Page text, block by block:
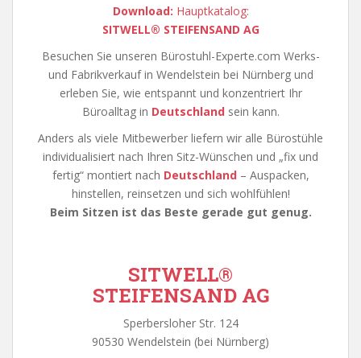
Download: Hauptkatalog:
SITWELL® STEIFENSAND AG
Besuchen Sie unseren Bürostuhl-Experte.com Werks-
und Fabrikverkauf in Wendelstein bei Nürnberg und
erleben Sie, wie entspannt und konzentriert Ihr
Büroalltag in Deutschlandsein kann.
Anders als viele Mitbewerber liefern wir alle Bürostühle
individualisiert nach Ihren Sitz-Wünschen und „fix und
fertig“ montiert nach Deutschland– Auspacken,
hinstellen, reinsetzen und sich wohlfühlen!
Beim Sitzen ist das Beste gerade gut genug.
SITWELL®
STEIFENSAND AG
Sperbersloher Str. 124
90530 Wendelstein (bei Nürnberg)